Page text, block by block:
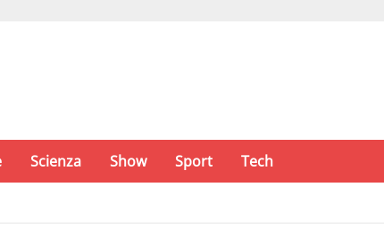
Scienza Show Sport Tech